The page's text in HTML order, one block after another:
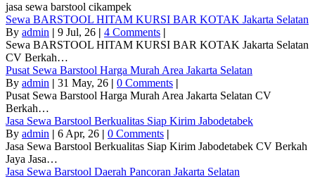
jasa sewa barstool cikampek
Sewa BARSTOOL HITAM KURSI BAR KOTAK Jakarta Selatan
By admin | 9 Jul, 26 | 4 Comments |
Sewa BARSTOOL HITAM KURSI BAR KOTAK Jakarta Selatan
CV Berkah…
Pusat Sewa Barstool Harga Murah Area Jakarta Selatan
By admin | 31 May, 26 | 0 Comments |
Pusat Sewa Barstool Harga Murah Area Jakarta Selatan CV
Berkah…
Jasa Sewa Barstool Berkualitas Siap Kirim Jabodetabek
By admin | 6 Apr, 26 | 0 Comments |
Jasa Sewa Barstool Berkualitas Siap Kirim Jabodetabek CV Berkah
Jaya Jasa…
Jasa Sewa Barstool Daerah Pancoran Jakarta Selatan